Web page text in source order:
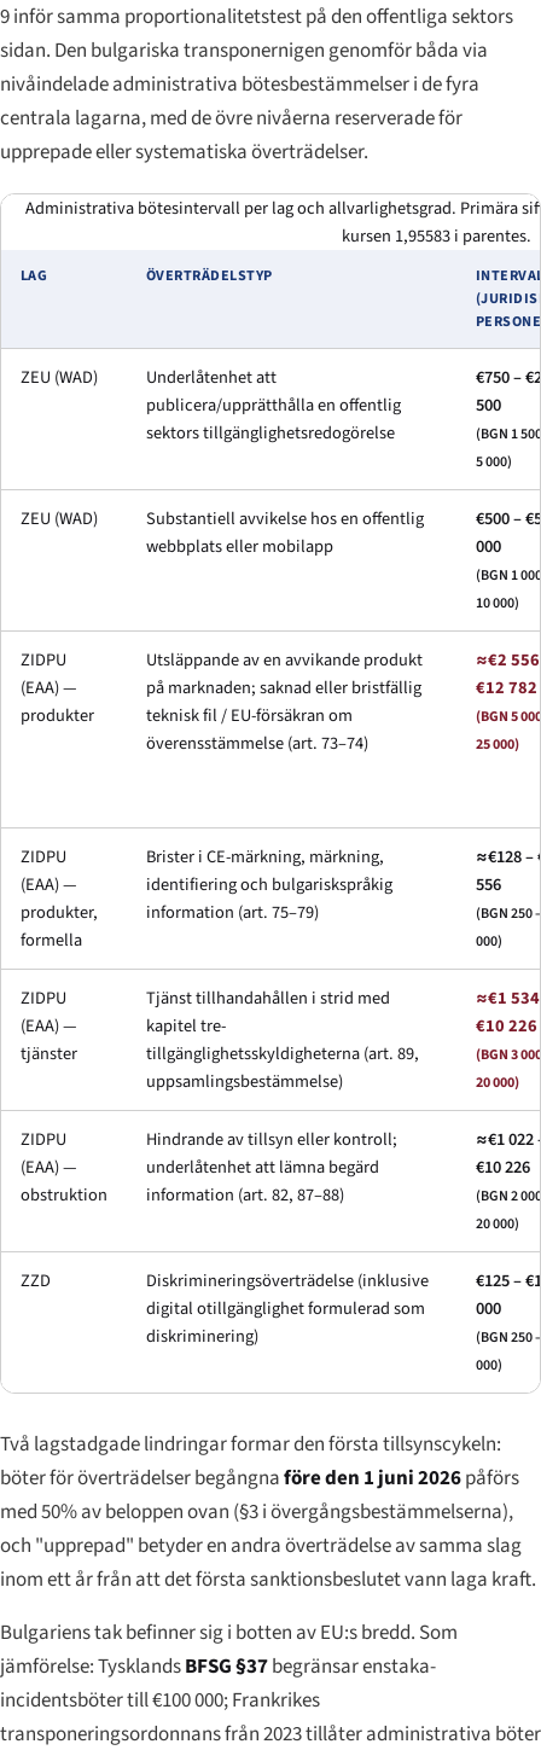
9 inför samma proportionalitetstest på den offentliga sektors
sidan. Den bulgariska transponernigen genomför båda via
nivåindelade administrativa bötesbestämmelser i de fyra
centrala lagarna, med de övre nivåerna reserverade för
upprepade eller systematiska överträdelser.
Administrativa bötesintervall per lag och allvarlighetsgrad. Primära
kursen 1,95583 i parentes.
LAG ÖVERTRÄDELSTYP
ZEU (WAD)
Underlåtenhet att
publicera/upprätthålla en offentlig
sektors tillgänglighetsredogörelse
€750 – €2
500
(BGN 1
5 000)
ZEU (WAD)
Substantiell avvikelse hos en offentlig
webbplats eller mobilapp
€500 – €5
000
(BGN 1
10 000)
ZIDPU
(EAA) —
produkter
Utsläppande av en avvikande produkt
på marknaden; saknad eller bristfällig
teknisk fil / EU-försäkran om
överensstämmelse (art. 73–74)
≈€2
€12 782
(BGN 5
25 000)
ZIDPU
(EAA) —
produkter,
formella
Brister i CE-märkning, märkning,
identifiering och bulgariskspråkig
information (art. 75–79)
≈€128 –
556
(BGN 250
000)
ZIDPU
(EAA) —
tjänster
Tjänst tillhandahållen i strid med
kapitel tre-
tillgänglighetsskyldigheterna (art. 89,
uppsamlingsbestämmelse)
≈€1
€10 226
(BGN 3
20 000)
ZIDPU
(EAA) —
obstruktion
Hindrande av tillsyn eller kontroll;
underlåtenhet att lämna begärd
information (art. 82, 87–88)
≈€1 022
€10 226
(BGN 2
20 000)
ZZD
Diskrimineringsöverträdelse (inklusive
digital otillgänglighet formulerad som
diskriminering)
€125 – €1
000
(BGN 250
000)
Två lagstadgade lindringar formar den första tillsynscykeln:
böter för överträdelser begångnaföre den 1 juni 2026påförs
med 50% av beloppen ovan (§3 i övergångsbestämmelserna),
och "upprepad" betyder en andra överträdelse av samma slag
inom ett år från att det första sanktionsbeslutet vann laga kraft.
Bulgariens tak befinner sig i botten av EU:s bredd. Som
jämförelse: TysklandsBFSG §37begränsar enstaka-
incidents­böter till €100 000; Frankrikes
transponeringsordonnans från 2023 tillåter administrativa böter